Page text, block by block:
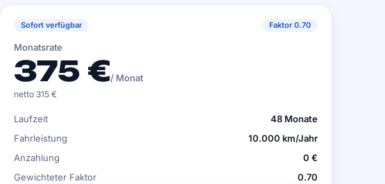
Sofort verfügbar Faktor 0.70
Monatsrate
375 €/ Monat
netto 315 €
Laufzeit
48 Monate
Fahrleistung
10.000 km/Jahr
Anzahlung
0 €
Gewichteter Faktor
0.70